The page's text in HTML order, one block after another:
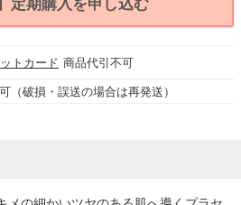
トカード 商品代引不可
（破損・誤送の場合は再発送）